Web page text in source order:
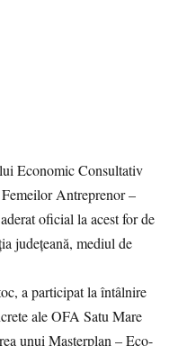
Economic Consultativ
Antreprenor –
oficial la acest for de
județeană, mediul de
a participat la întâlnire
ale OFA Satu Mare
unui Masterplan – Eco-